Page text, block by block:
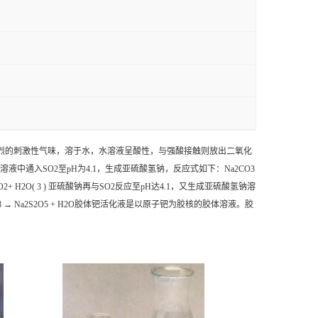
刺激性气味，溶于水，水溶液呈酸性，与强酸接触则放出二氧化
中通入SO2至pH为4.1，生成亚硫酸氢钠，反应式如下：Na2CO3
H2O( 3 ) 亚硫酸钠再与SO2反应至pH达4.1，又生成亚硫酸氢钠溶
→ Na2S2O5 + H2O胶体钯活化液是以原子钯为胶核的胶体溶液。胶